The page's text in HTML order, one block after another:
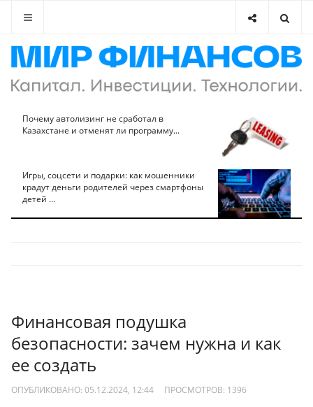
Почему автолизинг не сработал в
Казахстане и отменят ли программу...
Игры, соцсети и подарки: как мошенники
крадут деньги родителей через смартфоны
детей ...
Финансовая подушка
безопасности: зачем нужна и как
ее создать
ОПУБЛИКОВАНО: 05.12.2024, 12:44 ПРОСМОТРОВ: 1396